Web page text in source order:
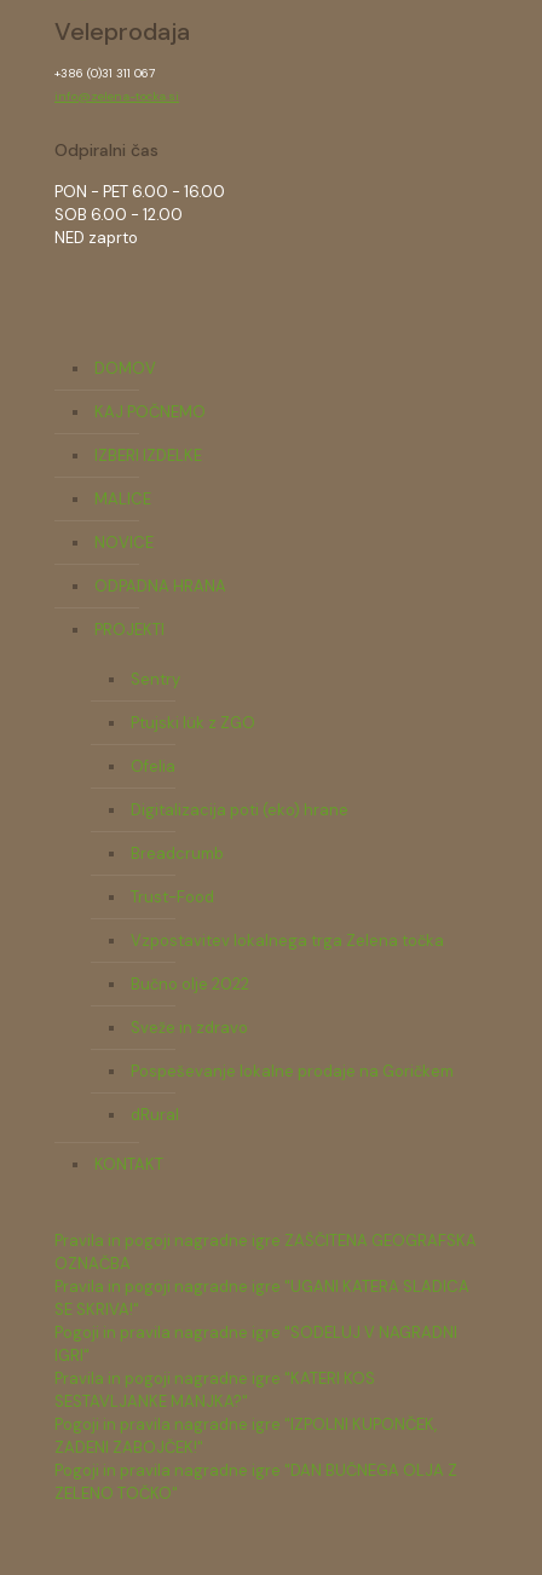
Veleprodaja
+386 (0)31 311 067
info@zelena-tocka.si
Odpiralni čas
PON - PET 6.00 - 16.00
SOB 6.00 - 12.00
NED zaprto
DOMOV
KAJ POČNEMO
IZBERI IZDELKE
MALICE
NOVICE
ODPADNA HRANA
PROJEKTI
Sentry
Ptujski lük z ZGO
Ofelia
Digitalizacija poti (eko) hrane
Breadcrumb
Trust-Food
Vzpostavitev lokalnega trga Zelena točka
Bučno olje 2022
Sveže in zdravo
Pospeševanje lokalne prodaje na Goričkem
dRural
KONTAKT
Pravila in pogoji nagradne igre ZAŠČITENA GEOGRAFSKA
OZNAČBA
Pravila in pogoji nagradne igre "UGANI KATERA SLADICA
SE SKRIVA!"
Pogoji in pravila nagradne igre "SODELUJ V NAGRADNI
IGRI"
Pravila in pogoji nagradne igre "KATERI KOS
SESTAVLJANKE MANJKA?"
Pogoji in pravila nagradne igre "IZPOLNI KUPONČEK,
ZADENI ZABOJČEK!"
Pogoji in pravila nagradne igre "DAN BUČNEGA OLJA Z
ZELENO TOČKO"